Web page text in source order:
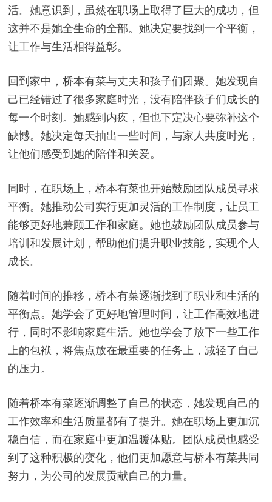
活。她意识到，虽然在职场上取得了巨大的成功，但
这并不是她全生命的全部。她决定要找到一个平衡，
让工作与生活相得益彰。
回到家中，桥本有菜与丈夫和孩子们团聚。她发现自
己已经错过了很多家庭时光，没有陪伴孩子们成长的
每一个时刻。她感到内疚，但也下定决心要弥补这个
缺憾。她决定每天抽出一些时间，与家人共度时光，
让他们感受到她的陪伴和关爱。
同时，在职场上，桥本有菜也开始鼓励团队成员寻求
平衡。她推动公司实行更加灵活的工作制度，让员工
能够更好地兼顾工作和家庭。她也鼓励团队成员参与
培训和发展计划，帮助他们提升职业技能，实现个人
成长。
随着时间的推移，桥本有菜逐渐找到了职业和生活的
平衡点。她学会了更好地管理时间，让工作高效地进
行，同时不影响家庭生活。她也学会了放下一些工作
上的包袱，将焦点放在最重要的任务上，减轻了自己
的压力。
随着桥本有菜逐渐调整了自己的状态，她发现自己的
工作效率和生活质量都有了提升。她在职场上更加沉
稳自信，而在家庭中更加温暖体贴。团队成员也感受
到了这种积极的变化，他们更加愿意与桥本有菜共同
努力，为公司的发展贡献自己的力量。